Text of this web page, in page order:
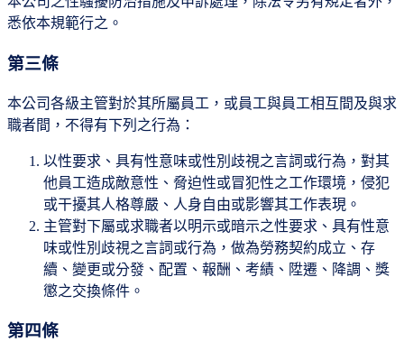
悉依本規範行之。
第三條
本公司各級主管對於其所屬員工，或員工與員工相互間及與求
職者間，不得有下列之行為：
以性要求、具有性意味或性別歧視之言詞或行為，對其
他員工造成敵意性、脅迫性或冒犯性之工作環境，侵犯
或干擾其人格尊嚴、人身自由或影響其工作表現。
主管對下屬或求職者以明示或暗示之性要求、具有性意
味或性別歧視之言詞或行為，做為勞務契約成立、存
續、變更或分發、配置、報酬、考績、陞遷、降調、獎
懲之交換條件。
第四條